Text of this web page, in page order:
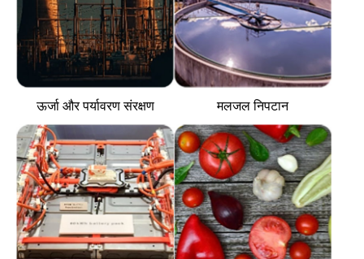
ऊर्जा और पर्यावरण संरक्षण मलजल निपटान